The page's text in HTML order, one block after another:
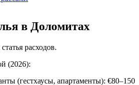
в Доломитах
расходов.
(2026):
(гестхаусы, апартаменты): €80–150